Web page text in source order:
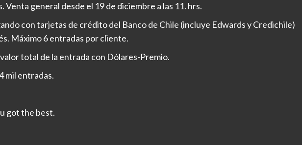
Venta general desde el 19 de diciembre a las 11. hrs.
con tarjetas de crédito del Banco de Chile (incluye Edwards y Credichile)
Máximo 6 entradas por cliente.
total de la entrada con Dólares-Premio.
mil entradas.
got the best.